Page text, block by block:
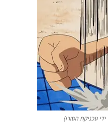
טכניקת הסורו)